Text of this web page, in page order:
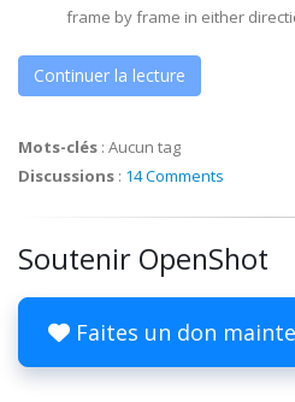
frame by frame in either
Continuer la lecture
Mots-clés : Aucun tag
Discussions : 14 Comments
Soutenir OpenShot
Faites un don